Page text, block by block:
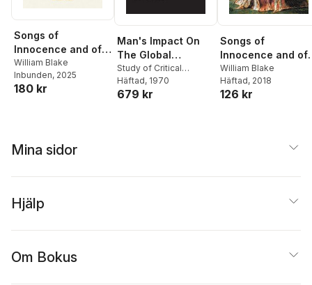
Songs of
Innocence and of
Experience
William Blake
Inbunden, 2025
180 kr
Man's Impact On
The Global
Environment
Study of Critical
Environmental
Problems (SCEP)
Häftad, 1970
679 kr
Songs of
Innocence and of
Experience
William Blake
Häftad, 2018
126 kr
Mina sidor
Hjälp
Om Bokus